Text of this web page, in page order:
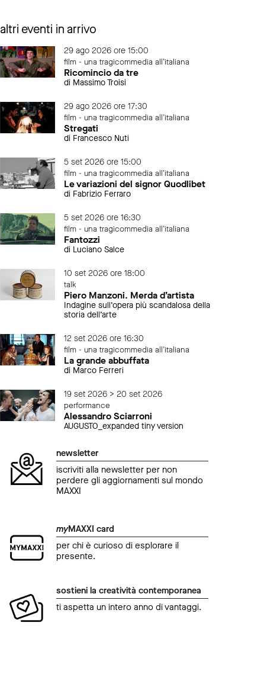
altri eventi in arrivo
29 ago 2026 ore 15:00
film - una tragicommedia all'italiana
Ricomincio da tre
di Massimo Troisi
29 ago 2026 ore 17:30
film - una tragicommedia all'italiana
Stregati
di Francesco Nuti
5 set 2026 ore 15:00
film - una tragicommedia all'italiana
Le variazioni del signor Quodlibet
di Fabrizio Ferraro
5 set 2026 ore 16:30
film - una tragicommedia all'italiana
Fantozzi
di Luciano Salce
10 set 2026 ore 18:00
talk
Piero Manzoni. Merda d’artista
Indagine sull’opera più scandalosa della
storia dell’arte
12 set 2026 ore 16:30
film - una tragicommedia all'italiana
La grande abbuffata
di Marco Ferreri
19 set 2026 > 20 set 2026
performance
Alessandro Sciarroni
AUGUSTO_expanded tiny version
newsletter
iscriviti alla newsletter per non
perdere gli aggiornamenti sul mondo
MAXXI
myMAXXI card
per chi è curioso di esplorare il
presente.
sostieni la creatività contemporanea
ti aspetta un intero anno di vantaggi.